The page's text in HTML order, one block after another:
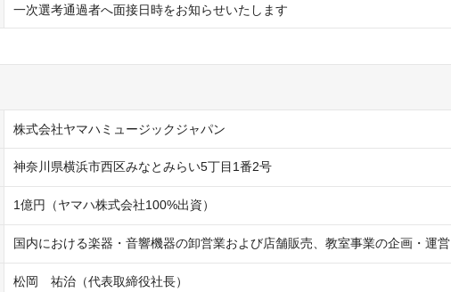
一次選考通過者へ面接日時をお知らせいたします
株式会社ヤマハミュージックジャパン
神奈川県横浜市西区みなとみらい5丁目1番2号
1億円（ヤマハ株式会社100%出資）
国内における楽器・音響機器の卸営業および店舗販売、教室事業の企画・運営
松岡　祐治（代表取締役社長）